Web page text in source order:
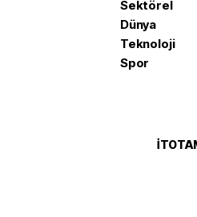
Sektörel
Dünya
Teknoloji
Spor